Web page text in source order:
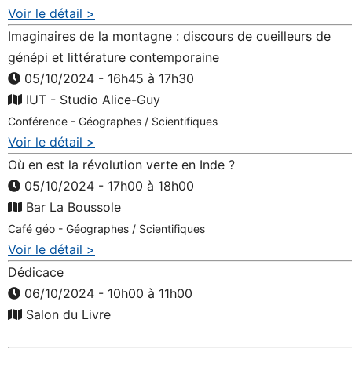
Voir le détail >
Imaginaires de la montagne : discours de cueilleurs de
génépi et littérature contemporaine
05/10/2024 - 16h45 à 17h30
IUT - Studio Alice-Guy
Conférence - Géographes / Scientifiques
Voir le détail >
Où en est la révolution verte en Inde ?
05/10/2024 - 17h00 à 18h00
Bar La Boussole
Café géo - Géographes / Scientifiques
Voir le détail >
Dédicace
06/10/2024 - 10h00 à 11h00
Salon du Livre